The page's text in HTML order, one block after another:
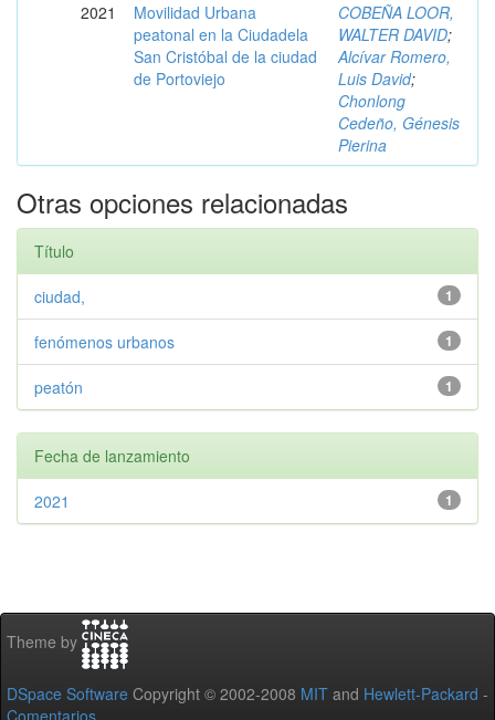
2021
Movilidad Urbana
peatonal en la Ciudadela
San Cristóbal de la ciudad
de Portoviejo
COBEÑA LOOR,
WALTER DAVID;
Alcívar Romero,
Luis David;
Chonlong
Cedeño, Génesis
Pierina
Otras opciones relacionadas
Título
1
ciudad,
1
fenómenos urbanos
1
peatón
Fecha de lanzamiento
1
2021
Theme by
DSpace Software Copyright © 2002-2008 MIT and Hewlett-Packard -
Comentarios